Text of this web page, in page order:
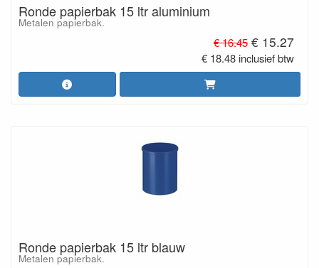
Ronde papierbak 15 ltr aluminium
Metalen papierbak.
€ 16.45 € 15.27
€ 18.48 inclusief btw
Ronde papierbak 15 ltr blauw
Metalen papierbak.